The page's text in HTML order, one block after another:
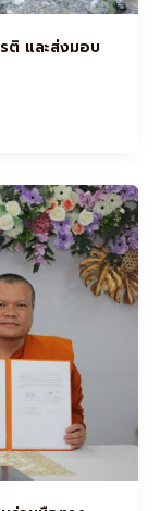
ติ และส่งมอบ